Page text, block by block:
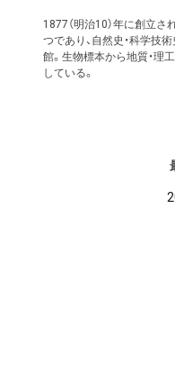
1877（明治10）年に創立
つであり、自然史・科学技
館。生物標本から地質・理
している。